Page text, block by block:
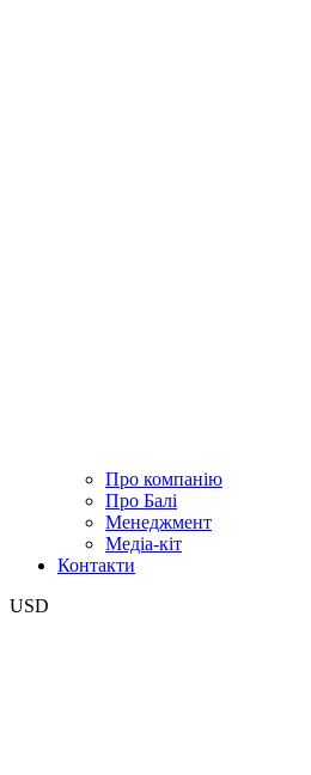
Про компанію
Про Балі
Менеджмент
Медіа-кіт
Контакти
USD